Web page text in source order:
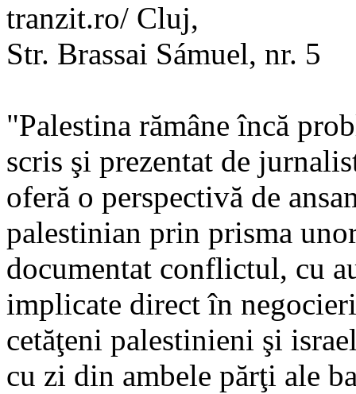
tranzit.ro/ Cluj,
Str. Brassai Sámuel, nr. 5
"Palestina rămâne încă
scris şi prezentat de
oferă o perspectivă de
palestinian prin prisma
documentat conflictul, cu
implicate direct în
cetăţeni palestinieni şi
cu zi din ambele părţi ale